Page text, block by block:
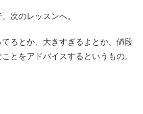
次のレッスンへ。
るとか、大きすぎるよとか、値段
とをアドバイスするというもの。